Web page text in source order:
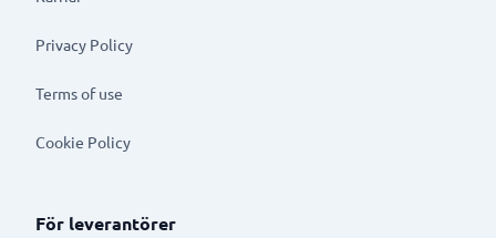
Privacy Policy
Terms of use
Cookie Policy
För leverantörer